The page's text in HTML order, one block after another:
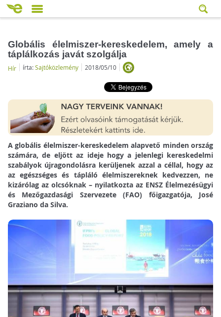
Globális élelmiszer-kereskedelem, amely a
táplálkozás javát szolgálja
Hír írta:Sajtóközlemény 2018/05/10
A globális élelmiszer-kereskedelem alapvető minden ország
számára, de eljött az ideje hogy a jelenlegi kereskedelmi
szabályok újragondolásra kerüljenek azzal a céllal, hogy az
az egészséges és tápláló élelmiszereknek kedvezzen, ne
kizárólag az olcsóknak – nyilatkozta az ENSZ Élelmezésügyi
és Mezőgazdasági Szervezete (FAO) főigazgatója, José
Graziano da Silva.